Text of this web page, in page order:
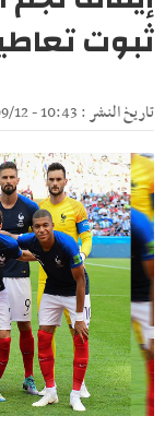
ثبوت
تاريخ النشر : 10:43 - 2023/09/12